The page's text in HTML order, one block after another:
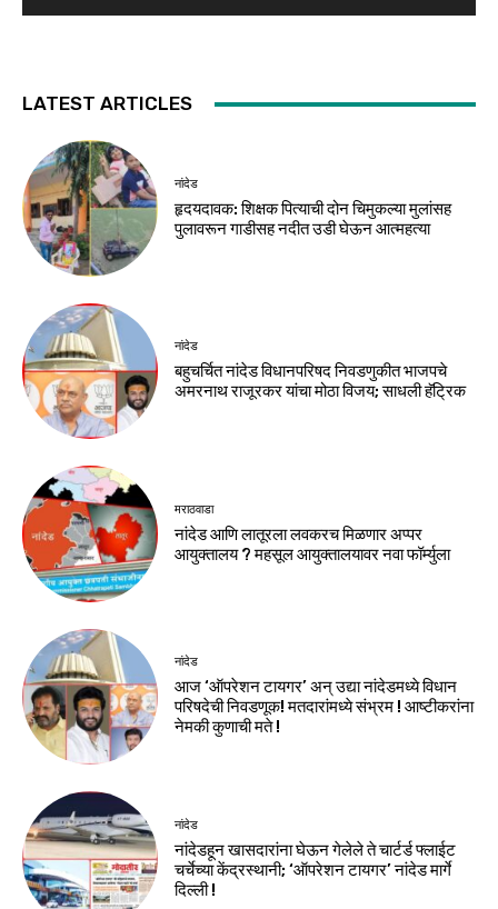
LATEST ARTICLES
नांदेड
हृदयदावक: शिक्षक पित्याची दोन चिमुकल्या मुलांसह
पुलावरून गाडीसह नदीत उडी घेऊन आत्महत्या
नांदेड
बहुचर्चित नांदेड विधानपरिषद निवडणुकीत भाजपचे
अमरनाथ राजूरकर यांचा मोठा विजय; साधली हॅट्रिक
मराठवाडा
नांदेड आणि लातूरला लवकरच मिळणार अप्पर
आयुक्तालय ? महसूल आयुक्तालयावर नवा फॉर्म्युला
नांदेड
आज ‘ऑपरेशन टायगर’ अन् उद्या नांदेडमध्ये विधान
परिषदेची निवडणूक! मतदारांमध्ये संभ्रम ! आष्टीकरांना
नेमकी कुणाची मते !
नांदेड
नांदेडहून खासदारांना घेऊन गेलेले ते चार्टर्ड फ्लाईट
चर्चेच्या केंद्रस्थानी; ‘ऑपरेशन टायगर’ नांदेड मार्गे
दिल्ली !